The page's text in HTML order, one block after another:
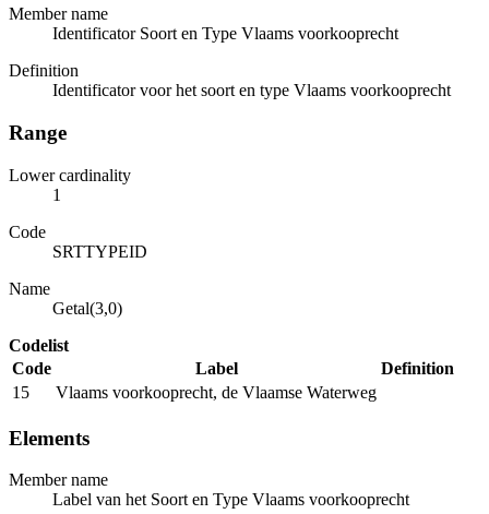
Member name
Identificator Soort en Type Vlaams voorkooprecht
Definition
Identificator voor het soort en type Vlaams voorkooprecht
Range
Lower cardinality
1
Code
SRTTYPEID
Name
Getal(3,0)
Codelist
Code
Label
Definition
15
Vlaams voorkooprecht, de Vlaamse Waterweg
Elements
Member name
Label van het Soort en Type Vlaams voorkooprecht